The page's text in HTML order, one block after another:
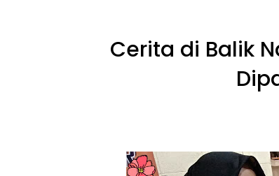
Cerita di Balik